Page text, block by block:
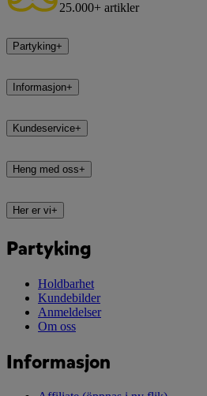
25.000+ artikler
Partyking+
Informasjon+
Kundeservice+
Heng med oss+
Her er vi+
Partyking
Holdbarhet
Kundebilder
Anmeldelser
Om oss
Informasjon